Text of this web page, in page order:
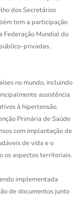
dos Secretários
tem a participação
Federação Mundial do
privadas.
no mundo, incluindo
assistência
à hipertensão.
Primária de Saúde
com implantação de
de vida e o
os aspectos territoriais.
implementada
de documentos junto